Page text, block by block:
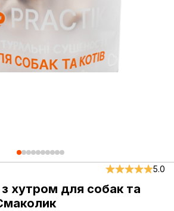
5.0
хутром для собак та